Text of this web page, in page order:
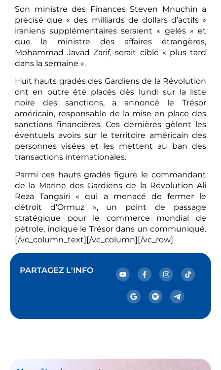
Son ministre des Finances Steven Mnuchin a
précisé que « des milliards de dollars d’actifs »
iraniens supplémentaires seraient « gelés » et
que le ministre des affaires étrangères,
Mohammad Javad Zarif, serait ciblé « plus tard
dans la semaine ».
Huit hauts gradés des Gardiens de la Révolution
ont en outre été placés dès lundi sur la liste
noire des sanctions, a annoncé le Trésor
américain, responsable de la mise en place des
sanctions financières. Ces dernières gèlent les
éventuels avoirs sur le territoire américain des
personnes visées et les mettent au ban des
transactions internationales.
Parmi ces hauts gradés figure le commandant
de la Marine des Gardiens de la Révolution Ali
Reza Tangsiri « qui a menacé de fermer le
détroit d’Ormuz », un point de passage
stratégique pour le commerce mondial de
pétrole, indique le Trésor dans un communiqué.
[/vc_column_text][/vc_column][/vc_row]
PARTAGEZ L'INFO